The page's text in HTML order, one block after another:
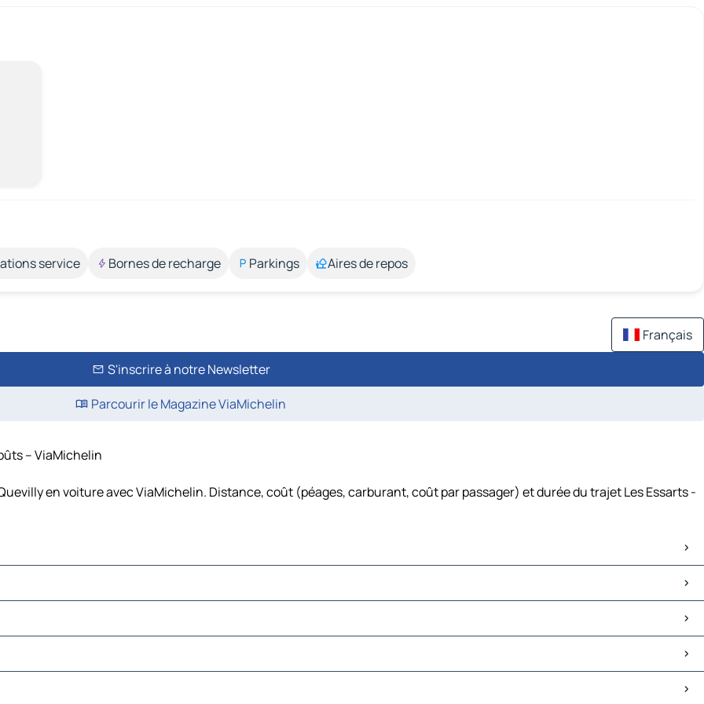
service Bornes de recharge Parkings Aires de repos
Français
S'inscrire à notre Newsletter
Parcourir le Magazine ViaMichelin
– ViaMichelin
en voiture avec ViaMichelin. Distance, coût (péages, carburant, coût par passager) et durée du trajet Les Essarts -